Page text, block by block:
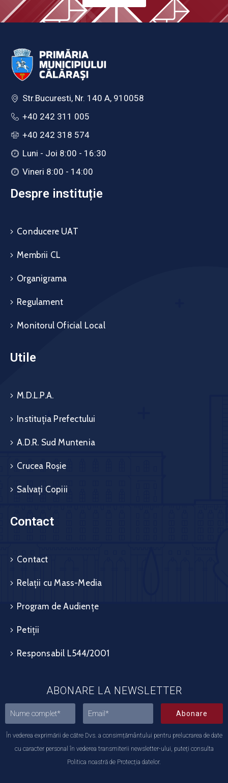
Str.Bucuresti, Nr. 140 A, 910058
+40 242 311 005
+40 242 318 574
Luni - Joi 8:00 - 16:30
Vineri 8:00 - 14:00
Despre instituție
Conducere UAT
Membrii CL
Organigrama
Regulament
Monitorul Oficial Local
Utile
M.D.L.P.A.
Instituția Prefectului
A.D.R. Sud Muntenia
Crucea Roșie
Salvați Copiii
Contact
Contact
Relații cu Mass-Media
Program de Audiențe
Petiții
Responsabil L544/2001
ABONARE LA NEWSLETTER
Abonare
În vederea exprimării de către Dvs. a consimțământului pentru prelucrarea de date
cu caracter personal în vederea transmiterii newsletter-ului, puteți consulta
Politica noastră de Protecția datelor.